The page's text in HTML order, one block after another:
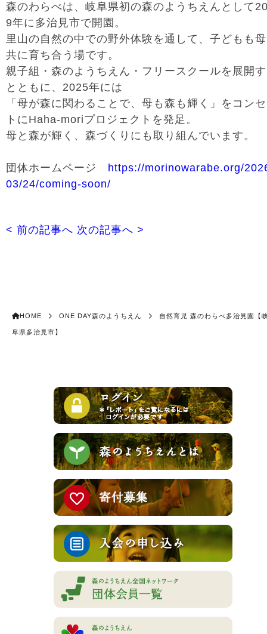
森のわらべは、岐阜県初の森のようちえんとして
9年に多治見市で開園。
里山の自然の中での野外体験を通して、子どもも
共に育ち合う場です。
親子組・森のようちえん・フリースクールを展開
とともに、2025年には
「母が森に関わることで、母も森も輝く」をコン
トにHaha-moriプロジェクトを発足。
母と森が輝く、森づくりにも取り組んでいます。
団体ホームページ https://morinowarabe.org/
03/24/coming-soon/
< 前の記事へ 次の記事へ >
HOME ONE DAY森のようちえん 自然育児 森のわらべ多治見園【
阜県多治見市】